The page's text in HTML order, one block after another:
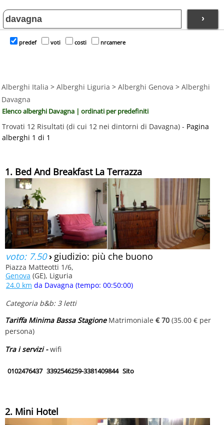
›
predef voti costi nrcamere
Alberghi Italia > Alberghi Liguria > Alberghi Genova > Alberghi
Davagna
Elenco alberghi Davagna | ordinati per predefiniti
Trovati 12 Risultati (di cui 12 nei dintorni di Davagna) - Pagina
alberghi 1 di 1
1. Bed And Breakfast La Terrazza
voto: 7.50› giudizio: più che buono
Piazza Matteotti 1/6,
Genova (GE), Liguria
24.0 km da Davagna (tempo: 00:50:00)
Categoria b&b: 3 letti
Tariffa Minima Bassa StagioneMatrimoniale € 70 (35.00 € per
persona)
Tra i servizi -wifi
0102476437 3392546259-3381409844 Sito
2. Mini Hotel